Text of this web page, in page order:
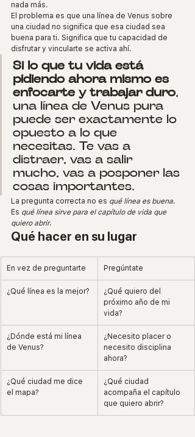
nada más.
El problema es que una línea de Venus sobre
una ciudad no significa que esa ciudad sea
buena para ti. Significa que tu capacidad de
disfrutar y vincularte se activa ahí.
Si lo que tu vida está
pidiendo ahora mismo es
enfocarte y trabajar duro,
una línea de Venus pura
puede ser exactamente lo
opuesto a lo que
necesitas. Te vas a
distraer, vas a salir
mucho, vas a posponer las
cosas importantes.
La pregunta correcta no es qué línea es buena.
Es qué línea sirve para el capítulo de vida que
quiero abrir.
Qué hacer en su lugar
En vez de preguntarte Pregúntate
¿Qué línea es la mejor?
¿Qué quiero del
próximo año de mi
vida?
¿Dónde está mi línea
de Venus?
¿Necesito placer o
necesito disciplina
ahora?
¿Qué ciudad me dice
el mapa?
¿Qué ciudad
acompaña el capítulo
que quiero abrir?